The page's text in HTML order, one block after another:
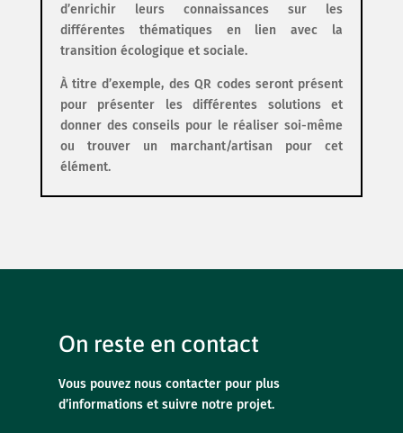
d’enrichir leurs connaissances sur les
différentes thématiques en lien avec la
transition écologique et sociale.
À titre d’exemple, des QR codes seront présent
pour présenter les différentes solutions et
donner des conseils pour le réaliser soi-même
ou trouver un marchant/artisan pour cet
élément.
On reste en contact
Vous pouvez nous contacter pour plus
d’informations et suivre notre projet.